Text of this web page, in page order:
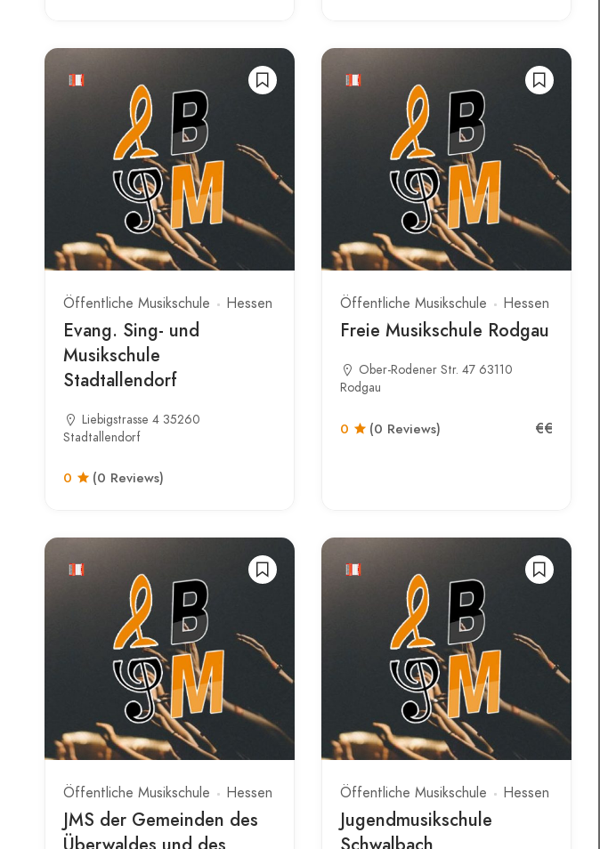
Öffentliche Musikschule Hessen
Evang. Sing- und
Musikschule
Stadtallendorf
Liebigstrasse 4 35260
Stadtallendorf
0 (0 Reviews)
Öffentliche Musikschule Hessen
Freie Musikschule Rodgau
Ober-Rodener Str. 47 63110
Rodgau
0 (0 Reviews) €€
Öffentliche Musikschule Hessen
JMS der Gemeinden des
Öffentliche Musikschule Hessen
Jugendmusikschule